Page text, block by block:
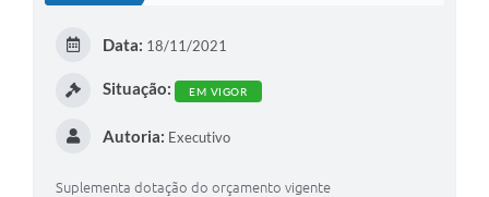
Data: 18/11/2021
Situação: EM VIGOR
Autoria: Executivo
Suplementa dotação do orçamento vigente